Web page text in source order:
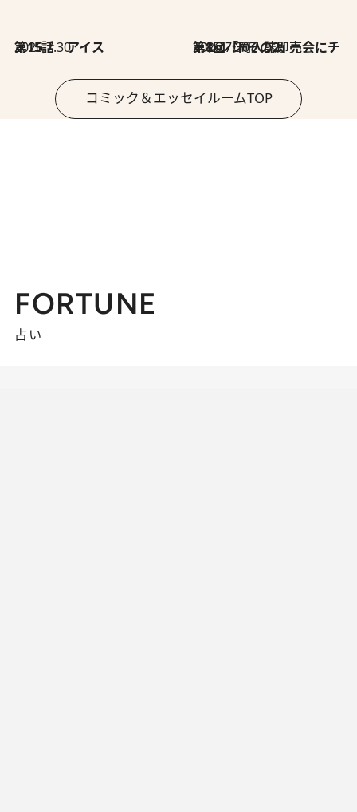
2026.7.30
第15話 アイス 2026.7.30
第8回「同人誌即売会にチャレンジ その2」
コミック＆エッセイルームTOP
FORTUNE
占い